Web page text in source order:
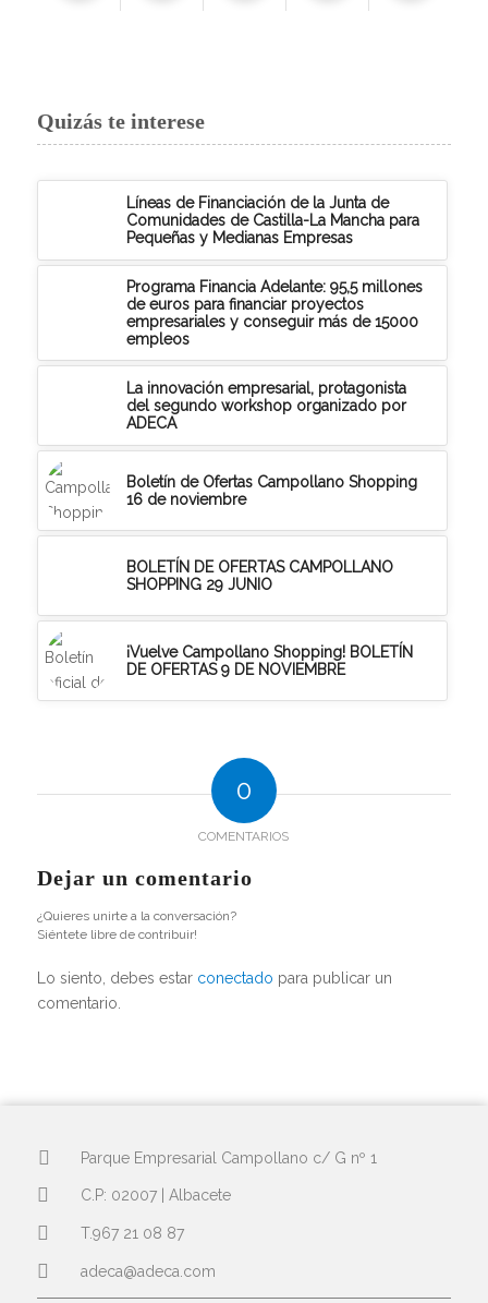
Quizás te interese
Líneas de Financiación de la Junta de
Comunidades de Castilla-La Mancha para
Pequeñas y Medianas Empresas
Programa Financia Adelante: 95,5 millones
de euros para financiar proyectos
empresariales y conseguir más de 15000
empleos
La innovación empresarial, protagonista
del segundo workshop organizado por
ADECA
Boletín de Ofertas Campollano Shopping
16 de noviembre
BOLETÍN DE OFERTAS CAMPOLLANO
SHOPPING 29 JUNIO
¡Vuelve Campollano Shopping! BOLETÍN
DE OFERTAS 9 DE NOVIEMBRE
0
COMENTARIOS
Dejar un comentario
¿Quieres unirte a la conversación?
Siéntete libre de contribuir!
Lo siento, debes estar conectado para publicar un
comentario.
Parque Empresarial Campollano c/ G nº 1
C.P: 02007 | Albacete
T.967 21 08 87
adeca@adeca.com